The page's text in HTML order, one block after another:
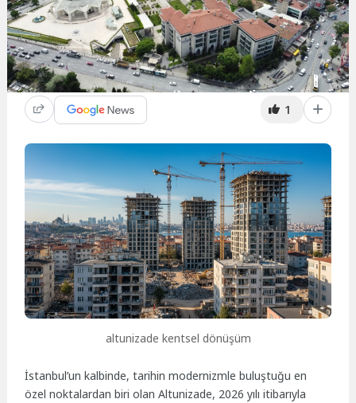
1
altunizade kentsel dönüşüm
İstanbul’un kalbinde, tarihin modernizmle buluştuğu en
özel noktalardan biri olan Altunizade, 2026 yılı itibarıyla